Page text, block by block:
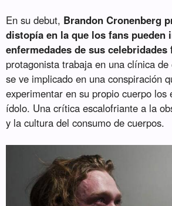
En su debut, Brandon Cronenberg
distopía en la que los fans pueden
enfermedades de sus
protagonista trabaja en una clínica
se ve implicado en una conspiración
experimentar en su propio cuerpo los
ídolo. Una crítica escalofriante a la
y la cultura del consumo de cuerpos.